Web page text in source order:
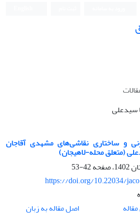
سیدعلی
و ساختاری نقاشی‌های مشهدی آقاجان
(متعلق محله-لاهیجان)
42-53
https://doi.org/10.22034/
اصل مقاله به زبان